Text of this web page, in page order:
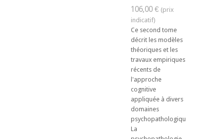
106,00 €
Ce second tome
décrit les modèles
théoriques et les
travaux empiriques
récents de
l'approche
cognitive
appliquée à divers
domaines
psychopathologiques.
La